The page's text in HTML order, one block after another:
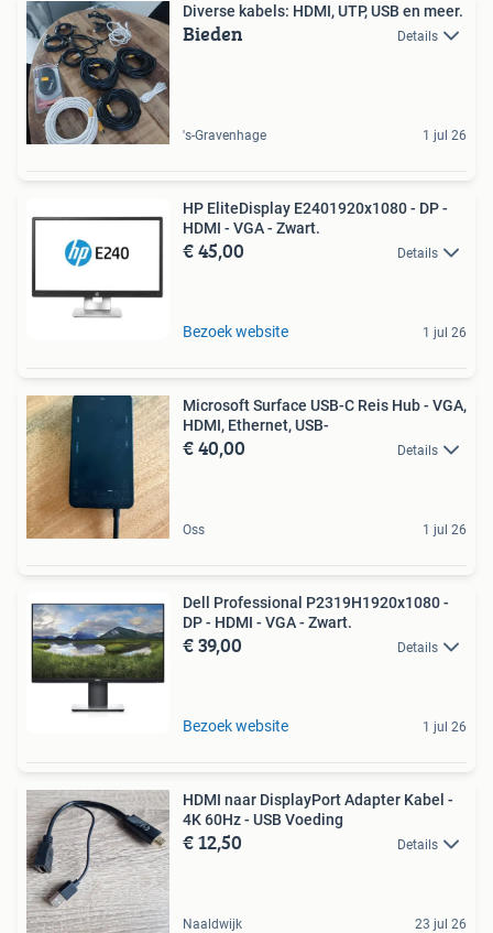
Diverse kabels: HDMI, UTP, USB en meer.
Bieden Details
's-Gravenhage 1 jul 26
HP EliteDisplay E2401920x1080 - DP -
HDMI - VGA - Zwart.
€ 45,00 Details
Bezoek website 1 jul 26
Microsoft Surface USB-C Reis Hub - VGA,
HDMI, Ethernet, USB-
€ 40,00 Details
Oss 1 jul 26
Dell Professional P2319H1920x1080 -
DP - HDMI - VGA - Zwart.
€ 39,00 Details
Bezoek website 1 jul 26
HDMI naar DisplayPort Adapter Kabel -
4K 60Hz - USB Voeding
€ 12,50 Details
Naaldwijk 23 jul 26